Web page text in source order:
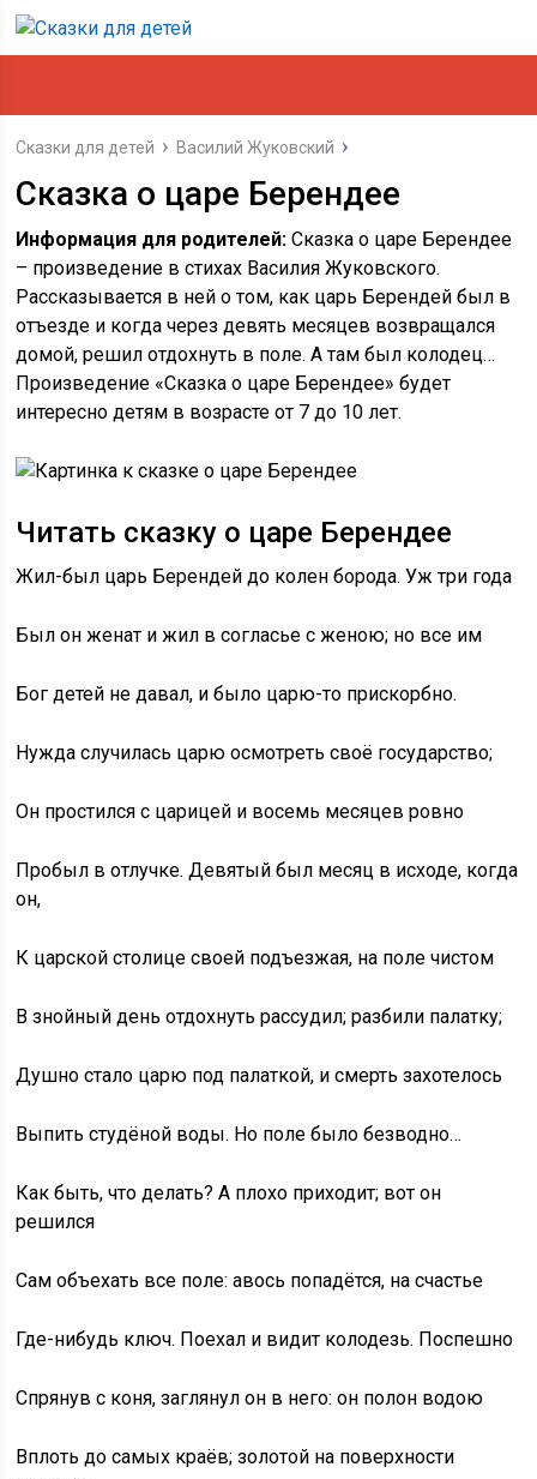
Сказки для детей Василий Жуковский
Сказка о царе Берендее
Информация для родителей: Сказка о царе Берендее
– произведение в стихах Василия Жуковского.
Рассказывается в ней о том, как царь Берендей был в
отъезде и когда через девять месяцев возвращался
домой, решил отдохнуть в поле. А там был колодец…
Произведение «Сказка о царе Берендее» будет
интересно детям в возрасте от 7 до 10 лет.
Читать сказку о царе Берендее
Жил-был царь Берендей до колен борода. Уж три года
Был он женат и жил в согласье с женою; но все им
Бог детей не давал, и было царю-то прискорбно.
Нужда случилась царю осмотреть своё государство;
Он простился с царицей и восемь месяцев ровно
Пробыл в отлучке. Девятый был месяц в исходе, когда
он,
К царской столице своей подъезжая, на поле чистом
В знойный день отдохнуть рассудил; разбили палатку;
Душно стало царю под палаткой, и смерть захотелось
Выпить студёной воды. Но поле было безводно…
Как быть, что делать? А плохо приходит; вот он
решился
Сам объехать все поле: авось попадётся, на счастье
Где-нибудь ключ. Поехал и видит колодезь. Поспешно
Спрянув с коня, заглянул он в него: он полон водою
Вплоть до самых краёв; золотой на поверхности